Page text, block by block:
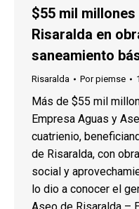
$55 mil
Risaralda en
saneamiento
Risaralda Porpiemse
Más de $55 mil
Empresa Aguas y
cuatrienio,
de Risaralda, con
social y
lo dio a conocer el